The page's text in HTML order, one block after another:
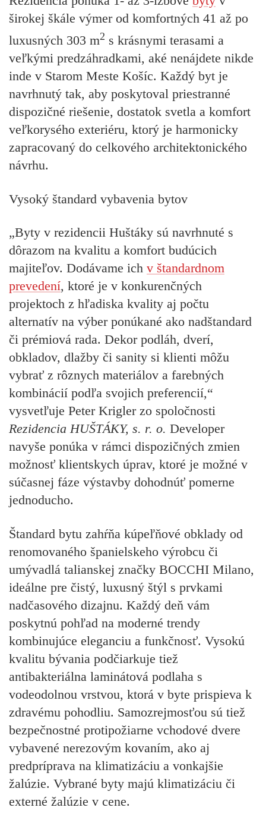
širokej škále výmer od komfortných 41 až po
luxusných 303 m2 s krásnymi terasami a
veľkými predzáhradkami, aké nenájdete nikde
inde v Starom Meste Košíc. Každý byt je
navrhnutý tak, aby poskytoval priestranné
dispozičné riešenie, dostatok svetla a komfort
veľkorysého exteriéru, ktorý je harmonicky
zapracovaný do celkového architektonického
návrhu.
Vysoký štandard vybavenia bytov
„Byty v rezidencii Huštáky sú navrhnuté s
dôrazom na kvalitu a komfort budúcich
majiteľov. Dodávame ich v štandardnom
prevedení, ktoré je v konkurenčných
projektoch z hľadiska kvality aj počtu
alternatív na výber ponúkané ako nadštandard
či prémiová rada. Dekor podláh, dverí,
obkladov, dlažby či sanity si klienti môžu
vybrať z rôznych materiálov a farebných
kombinácií podľa svojich preferencií,“
vysvetľuje Peter Krigler zo spoločnosti
Rezidencia HUŠTÁKY, s. r. o. Developer
navyše ponúka v rámci dispozičných zmien
možnosť klientskych úprav, ktoré je možné v
súčasnej fáze výstavby dohodnúť pomerne
jednoducho.
Štandard bytu zahŕňa kúpeľňové obklady od
renomovaného španielskeho výrobcu či
umývadlá talianskej značky BOCCHI Milano,
ideálne pre čistý, luxusný štýl s prvkami
nadčasového dizajnu. Každý deň vám
poskytnú pohľad na moderné trendy
kombinujúce eleganciu a funkčnosť. Vysokú
kvalitu bývania podčiarkuje tiež
antibakteriálna laminátová podlaha s
vodeodolnou vrstvou, ktorá v byte prispieva k
zdravému pohodliu. Samozrejmosťou sú tiež
bezpečnostné protipožiarne vchodové dvere
vybavené nerezovým kovaním, ako aj
predpríprava na klimatizáciu a vonkajšie
žalúzie. Vybrané byty majú klimatizáciu či
externé žalúzie v cene.